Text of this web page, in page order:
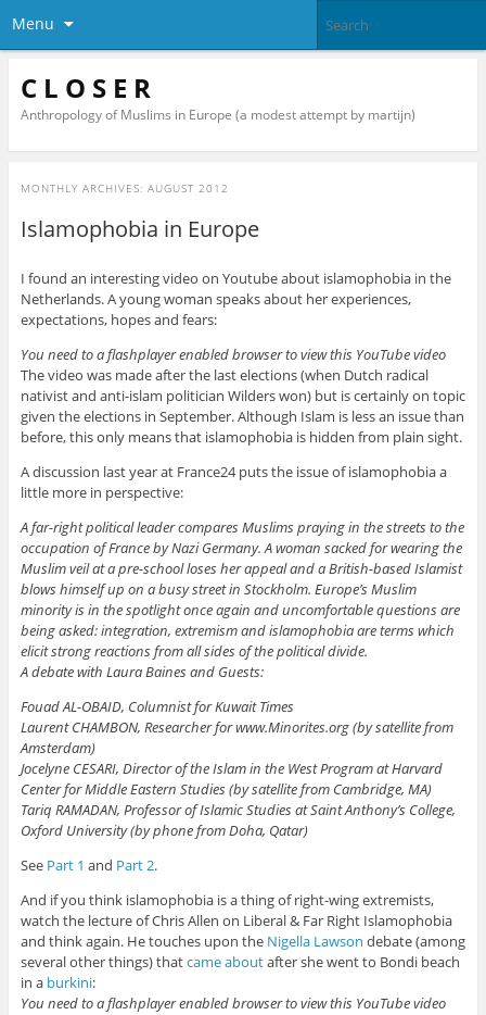
Menu
C L O S E R
Anthropology of Muslims in Europe (a modest attempt by martijn)
MONTHLY ARCHIVES: AUGUST 2012
Islamophobia in Europe
I found an interesting video on Youtube about islamophobia in the
Netherlands. A young woman speaks about her experiences,
expectations, hopes and fears:
You need to a flashplayer enabled browser to view this YouTube video
The video was made after the last elections (when Dutch radical
nativist and anti-islam politician Wilders won) but is certainly on topic
given the elections in September. Although Islam is less an issue than
before, this only means that islamophobia is hidden from plain sight.
A discussion last year at France24 puts the issue of islamophobia a
little more in perspective:
A far-right political leader compares Muslims praying in the streets to the
occupation of France by Nazi Germany. A woman sacked for wearing the
Muslim veil at a pre-school loses her appeal and a British-based Islamist
blows himself up on a busy street in Stockholm. Europe’s Muslim
minority is in the spotlight once again and uncomfortable questions are
being asked: integration, extremism and islamophobia are terms which
elicit strong reactions from all sides of the political divide.
A debate with Laura Baines and Guests:
Fouad AL-OBAID, Columnist for Kuwait Times
Laurent CHAMBON, Researcher for www.Minorites.org (by satellite from
Amsterdam)
Jocelyne CESARI, Director of the Islam in the West Program at Harvard
Center for Middle Eastern Studies (by satellite from Cambridge, MA)
Tariq RAMADAN, Professor of Islamic Studies at Saint Anthony’s College,
Oxford University (by phone from Doha, Qatar)
See Part 1 and Part 2.
And if you think islamophobia is a thing of right-wing extremists,
watch the lecture of Chris Allen on Liberal & Far Right Islamophobia
and think again. He touches upon the Nigella Lawson debate (among
several other things) thatcame aboutafter she went to Bondi beach
in a burkini:
You need to a flashplayer enabled browser to view this YouTube video